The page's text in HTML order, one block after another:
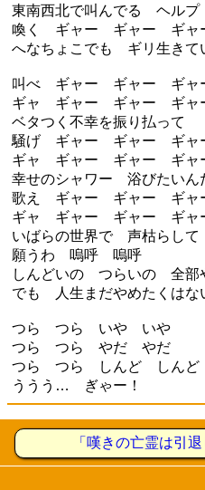
東南西北で叫んでる ヘルプ
喚く ギャー ギャー ギャ
へなちょこでも ギリ生きて
叫べ ギャー ギャー ギャ
ギャ ギャー ギャー ギャ
ベタつく不幸を振り払って
騒げ ギャー ギャー ギャ
ギャ ギャー ギャー ギャ
幸せのシャワー 浴びたいん
歌え ギャー ギャー ギャ
ギャ ギャー ギャー ギャ
いばらの世界で 声枯らして
願うわ 嗚呼 嗚呼
しんどいの つらいの 全部
でも 人生まだやめたくはな
つら つら いや いや
つら つら やだ やだ
つら つら しんど しんど
ううう… ぎゃー！
「嘆きの亡霊は引